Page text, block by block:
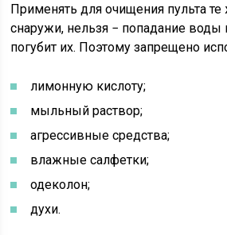
Применять для очищения пульта
снаружи, нельзя − попадание
погубит их. Поэтому запрещено
лимонную кислоту;
мыльный раствор;
агрессивные средства;
влажные салфетки;
одеколон;
духи.